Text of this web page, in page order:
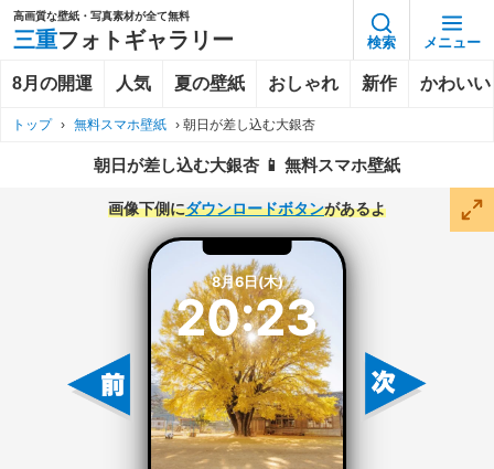
高画質な壁紙・写真素材が全て無料
三重フォトギャラリー 検索 メニュー
8月の開運 人気 夏の壁紙 おしゃれ 新作 かわいい
トップ › 無料スマホ壁紙 › 朝日が差し込む大銀杏
朝日が差し込む大銀杏 📱 無料スマホ壁紙
画像下側にダウンロードボタンがあるよ
8月6日(木)
20:23